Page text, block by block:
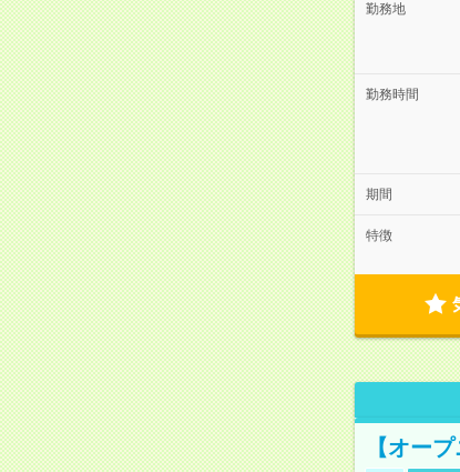
勤務地
勤務時間
期間
特徴
【オー